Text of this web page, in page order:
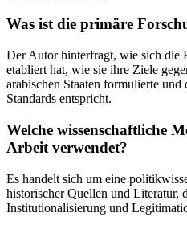
Was ist die primäre
Der Autor hinterfragt, wie sich die
etabliert hat, wie sie ihre Ziele
arabischen Staaten formulierte
Standards entspricht.
Welche wissenschaftliche
Arbeit verwendet?
Es handelt sich um eine
historischer Quellen und Literatur,
Institutionalisierung und